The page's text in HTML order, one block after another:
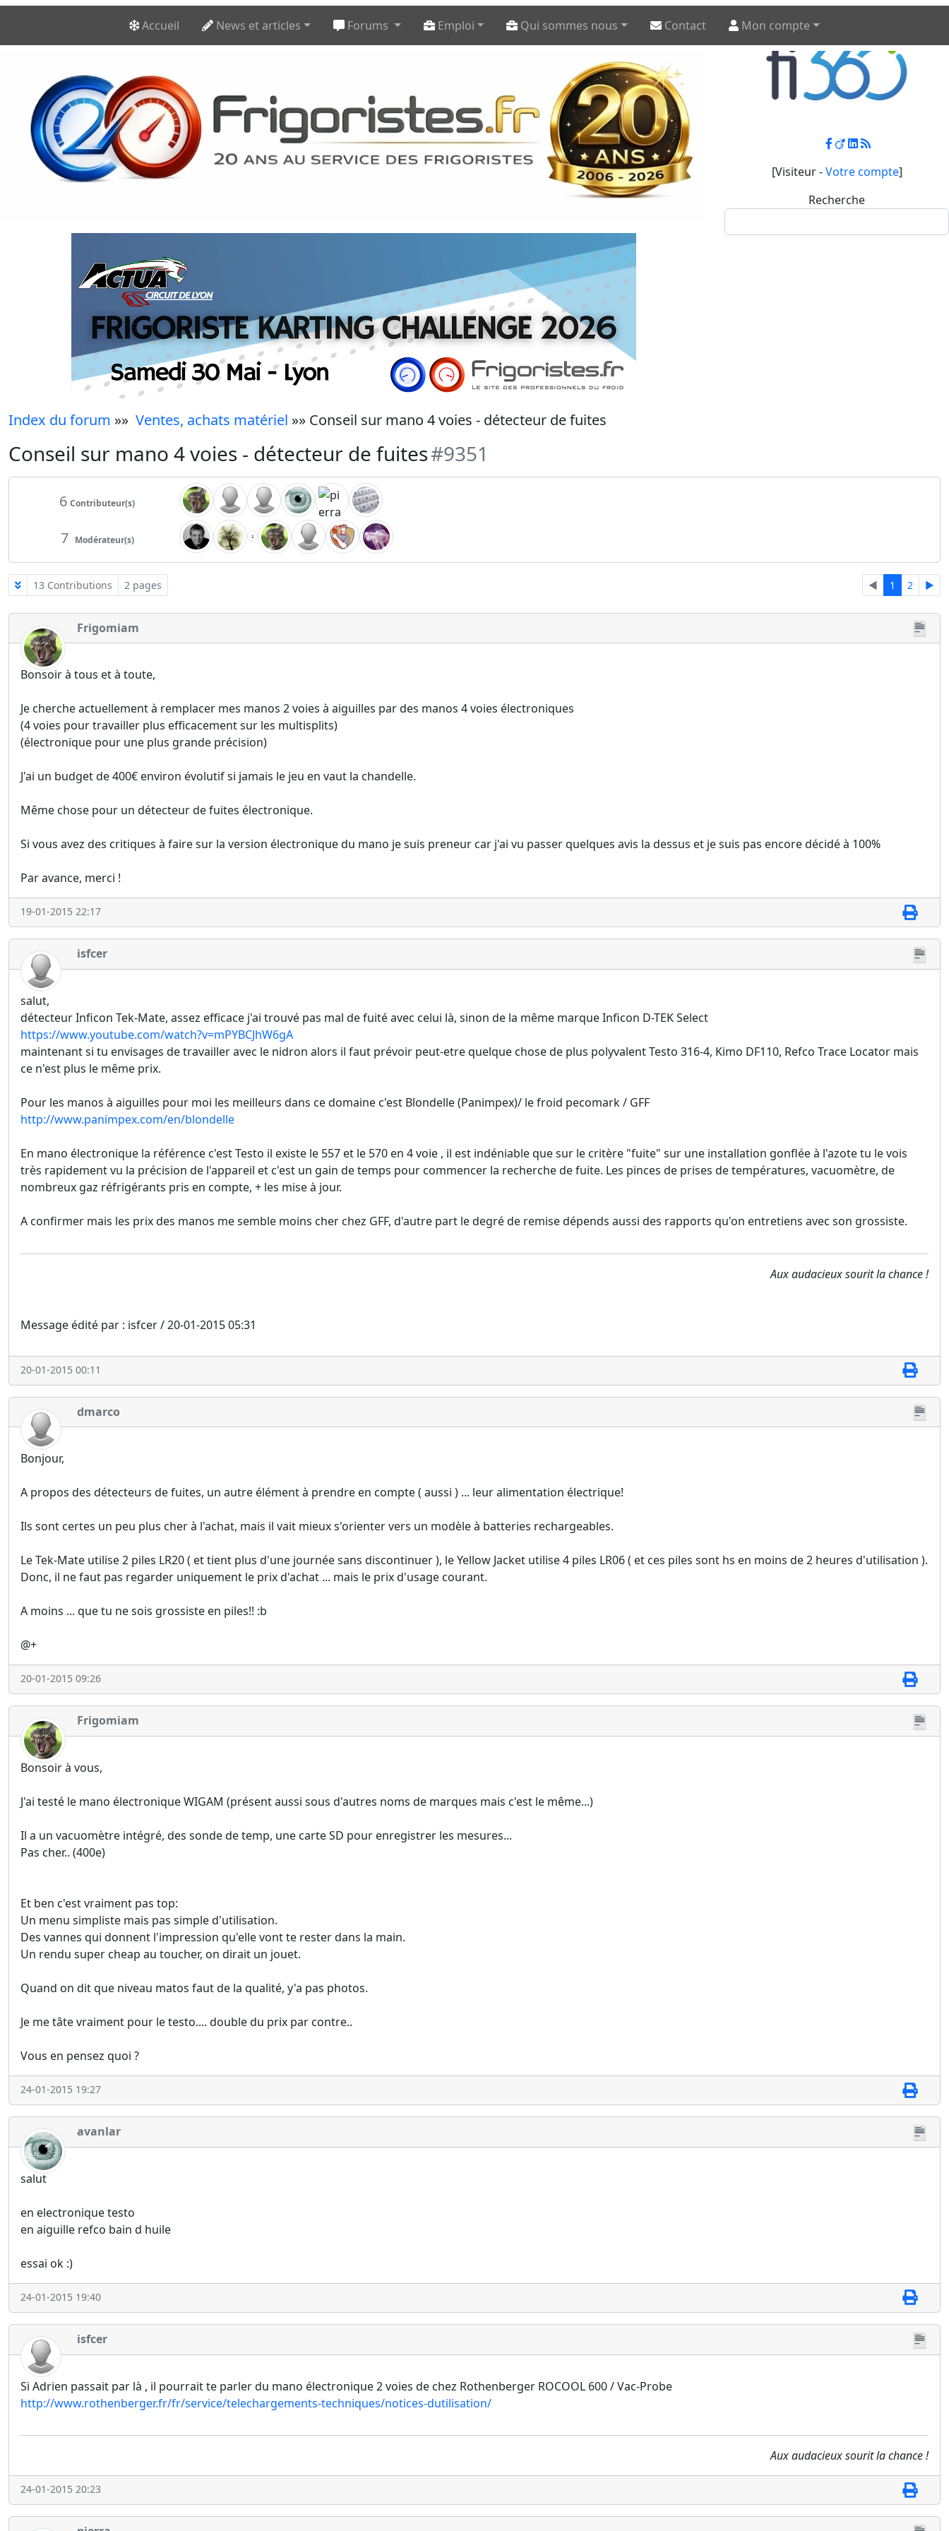
Accueil News et articles Forums Emploi Qui sommes nous Contact Mon compte
[Visiteur -Votre compte]
Recherche
Index du forum »» Ventes, achats matériel »» Conseil sur mano 4 voies - détecteur de fuites
Conseil sur mano 4 voies - détecteur de fuites#9351
6 Contributeur(s)
7 Modérateur(s)
13 Contributions 2 pages ◄ 1 2 ►
Frigomiam
Bonsoir à tous et à toute,
Je cherche actuellement à remplacer mes manos 2 voies à aiguilles par des manos 4 voies électroniques
(4 voies pour travailler plus efficacement sur les multisplits)
(électronique pour une plus grande précision)
J'ai un budget de 400€ environ évolutif si jamais le jeu en vaut la chandelle.
Même chose pour un détecteur de fuites électronique.
Si vous avez des critiques à faire sur la version électronique du mano je suis preneur car j'ai vu passer quelques avis la dessus et je suis pas encore décidé à 100%
Par avance, merci !
19-01-2015 22:17
isfcer
salut,
détecteur Inficon Tek-Mate, assez efficace j'ai trouvé pas mal de fuité avec celui là, sinon de la même marque Inficon D-TEK Select
https://www.youtube.com/watch?v=mPYBCJhW6gA
maintenant si tu envisages de travailler avec le nidron alors il faut prévoir peut-etre quelque chose de plus polyvalent Testo 316-4, Kimo DF110, Refco Trace Locator mais
ce n'est plus le même prix.
Pour les manos à aiguilles pour moi les meilleurs dans ce domaine c'est Blondelle (Panimpex)/ le froid pecomark / GFF
http://www.panimpex.com/en/blondelle
En mano électronique la référence c'est Testo il existe le 557 et le 570 en 4 voie , il est indéniable que sur le critère "fuite" sur une installation gonflée à l'azote tu le vois
très rapidement vu la précision de l'appareil et c'est un gain de temps pour commencer la recherche de fuite. Les pinces de prises de températures, vacuomètre, de
nombreux gaz réfrigérants pris en compte, + les mise à jour.
A confirmer mais les prix des manos me semble moins cher chez GFF, d'autre part le degré de remise dépends aussi des rapports qu'on entretiens avec son grossiste.
Aux audacieux sourit la chance !
Message édité par : isfcer / 20-01-2015 05:31
20-01-2015 00:11
dmarco
Bonjour,
A propos des détecteurs de fuites, un autre élément à prendre en compte ( aussi ) ... leur alimentation électrique!
Ils sont certes un peu plus cher à l'achat, mais il vait mieux s'orienter vers un modèle à batteries rechargeables.
Le Tek-Mate utilise 2 piles LR20 ( et tient plus d'une journée sans discontinuer ), le Yellow Jacket utilise 4 piles LR06 ( et ces piles sont hs en moins de 2 heures d'utilisation ).
Donc, il ne faut pas regarder uniquement le prix d'achat ... mais le prix d'usage courant.
A moins ... que tu ne sois grossiste en piles!! :b
@+
20-01-2015 09:26
Frigomiam
Bonsoir à vous,
J'ai testé le mano électronique WIGAM (présent aussi sous d'autres noms de marques mais c'est le même...)
Il a un vacuomètre intégré, des sonde de temp, une carte SD pour enregistrer les mesures...
Pas cher.. (400e)
Et ben c'est vraiment pas top:
Un menu simpliste mais pas simple d'utilisation.
Des vannes qui donnent l'impression qu'elle vont te rester dans la main.
Un rendu super cheap au toucher, on dirait un jouet.
Quand on dit que niveau matos faut de la qualité, y'a pas photos.
Je me tâte vraiment pour le testo.... double du prix par contre..
Vous en pensez quoi ?
24-01-2015 19:27
avanlar
salut
en electronique testo
en aiguille refco bain d huile
essai ok :)
24-01-2015 19:40
isfcer
Si Adrien passait par là , il pourrait te parler du mano électronique 2 voies de chez Rothenberger ROCOOL 600 / Vac-Probe
http://www.rothenberger.fr/fr/service/telechargements-techniques/notices-dutilisation/
Aux audacieux sourit la chance !
24-01-2015 20:23